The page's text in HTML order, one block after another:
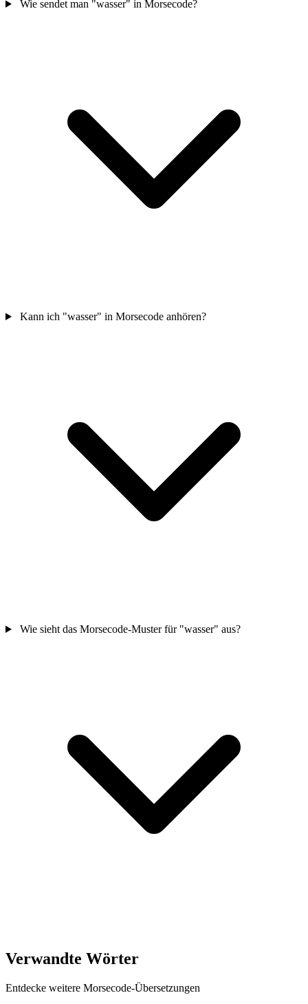
Wie sendet man "wasser" in Morsecode?
Kann ich "wasser" in Morsecode anhören?
Wie sieht das Morsecode-Muster für "wasser" aus?
Verwandte Wörter
Entdecke weitere Morsecode-Übersetzungen